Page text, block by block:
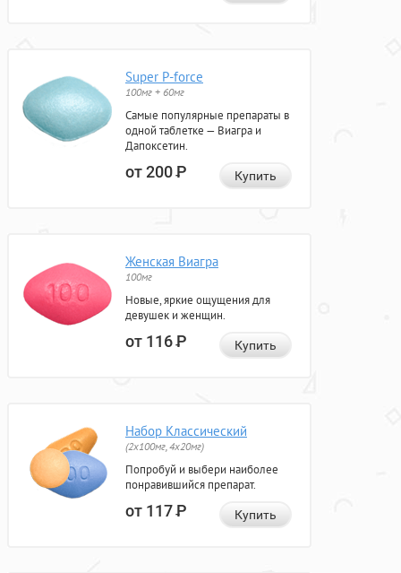
Super P-force
100мг + 60мг
Самые популярные препараты в
одной таблетке — Виагра и
Дапоксетин.
от 200Р Купить
Женская Виагра
100мг
Новые, яркие ощущения для
девушек и женщин.
от 116Р Купить
Набор Классический
(2x100мг, 4x20мг)
Попробуй и выбери наиболее
понравившийся препарат.
от 117Р Купить